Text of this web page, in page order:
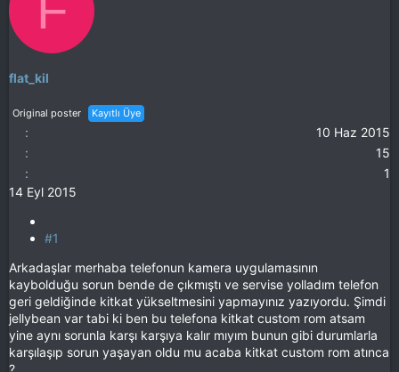
flat_kil
Original poster Kayıtlı Üye
10 Haz 2015
15
1
14 Eyl 2015
#1
Arkadaşlar merhaba telefonun kamera uygulamasının
kaybolduğu sorun bende de çıkmıştı ve servise yolladım telefon
geri geldiğinde kitkat yükseltmesini yapmayınız yazıyordu. Şimdi
jellybean var tabi ki ben bu telefona kitkat custom rom atsam
yine aynı sorunla karşı karşıya kalır mıyım bunun gibi durumlarla
karşılaşıp sorun yaşayan oldu mu acaba kitkat custom rom atınca
?